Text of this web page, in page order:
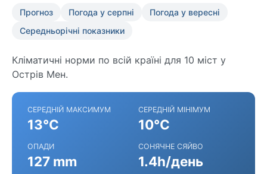
Прогноз Погода у серпні
Погода у вересні
Середньорічні показники
Кліматичні норми по всій країні для 10 міст у
Острів Мен.
СЕРЕДНІЙ МАКСИМУМ
13°C
СЕРЕДНІЙ МІНІМУМ
10°C
ОПАДИ
127 mm
СОНЯЧНЕ СЯЙВО
1.4h/день